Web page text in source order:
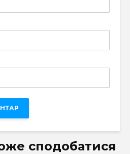
сподобатися